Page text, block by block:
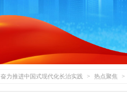
奋力推进中国式现代化长治实践 > 热点聚焦 >